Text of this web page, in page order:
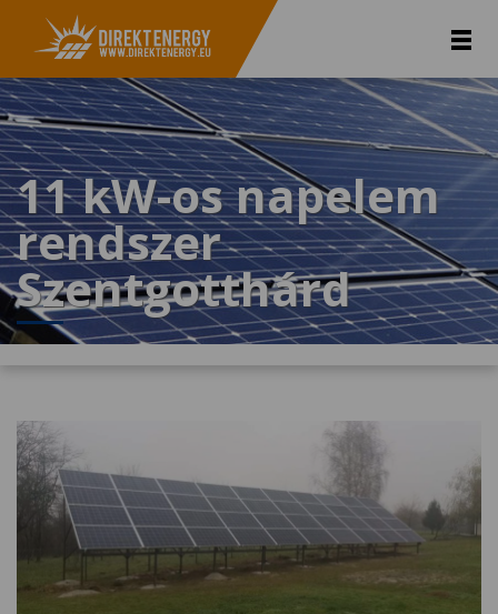
11 kW-os napelem
rendszer
Szentgotthárd